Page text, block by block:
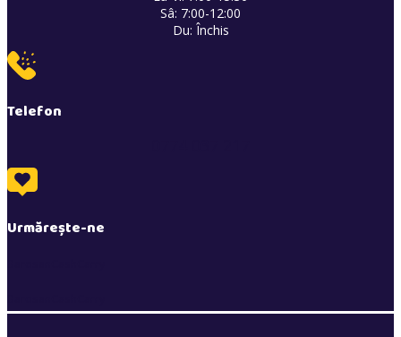
Sâ: 7:00-12:00
Du: Închis
Telefon
Urmărește-ne